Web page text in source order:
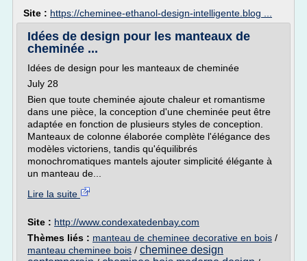
Site : https://cheminee-ethanol-design-intelligente.blog ...
Idées de design pour les manteaux de
cheminée ...
Idées de design pour les manteaux de cheminée
July 28
Bien que toute cheminée ajoute chaleur et romantisme
dans une pièce, la conception d'une cheminée peut être
adaptée en fonction de plusieurs styles de conception.
Manteaux de colonne élaborée complète l'élégance des
modèles victoriens, tandis qu'équilibrés
monochromatiques mantels ajouter simplicité élégante à
un manteau de...
Lire la suite
Site : http://www.condexatedenbay.com
Thèmes liés : manteau de cheminee decorative en bois /
manteau cheminee bois / cheminee design